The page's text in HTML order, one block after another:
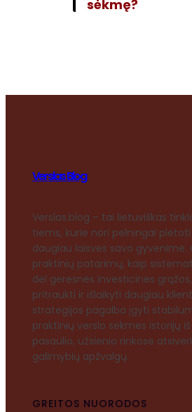
sėkmę?
Verslas Blog
Verslas.blog – tai lietuviškas
tiems, kurie nori pelningai
daugiau laisvės savo gyvenime.
praktinių patarimų, kaip
dėl geresnės investicinės
pritraukti ir išlaikyti daugiau
strategijos pagalba įgyti
praktinių verslo sėkmės istorijų
pasaulio, užsienio rinkose
galimybių apžvalgų.
GREITOS NUORODOS